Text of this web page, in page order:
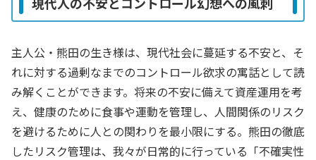
主人公・熊田の生き様は、現代社会に蔓延する不安と、そ
れに対する過剰なまでのコントロール欲求の寓話として読
み解くことができます。将来の不安に備えて資産運用を考
え、健康のために食事や運動を管理し、人間関係のリスク
を避けるために人との関わりを最小限にする。熊田の徹底
したリスク管理は、我々が日常的に行っている「不確実性